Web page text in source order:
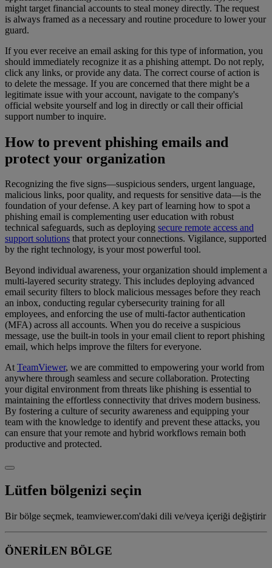
might target financial accounts to steal money directly. The request
is always framed as a necessary and routine procedure to lower your
guard.
If you ever receive an email asking for this type of information, you
should immediately recognize it as a phishing attempt. Do not reply,
click any links, or provide any data. The correct course of action is
to delete the message. If you are concerned that there might be a
legitimate issue with your account, navigate to the company's
official website yourself and log in directly or call their official
support number to inquire.
How to prevent phishing emails and
protect your organization
Recognizing the five signs—suspicious senders, urgent language,
malicious links, poor quality, and requests for sensitive data—is the
foundation of your defense. A key part of learning how to spot a
phishing email is complementing user education with robust
technical safeguards, such as deploying secure remote access and
support solutions that protect your connections. Vigilance, supported
by the right technology, is your most powerful tool.
Beyond individual awareness, your organization should implement a
multi-layered security strategy. This includes deploying advanced
email security filters to block malicious messages before they reach
an inbox, conducting regular cybersecurity training for all
employees, and enforcing the use of multi-factor authentication
(MFA) across all accounts. When you do receive a suspicious
message, use the built-in tools in your email client to report phishing
email, which helps improve the filters for everyone.
AtTeamViewer, we are committed to empowering your world from
anywhere through seamless and secure collaboration. Protecting
your digital environment from threats like phishing is essential to
maintaining the effortless connectivity that drives modern business.
By fostering a culture of security awareness and equipping your
team with the knowledge to identify and prevent these attacks, you
can ensure that your remote and hybrid workflows remain both
productive and protected.
Lütfen bölgenizi seçin
Bir bölge seçmek, teamviewer.com'daki dili ve/veya içeriği değiştirir
ÖNERİLEN BÖLGE